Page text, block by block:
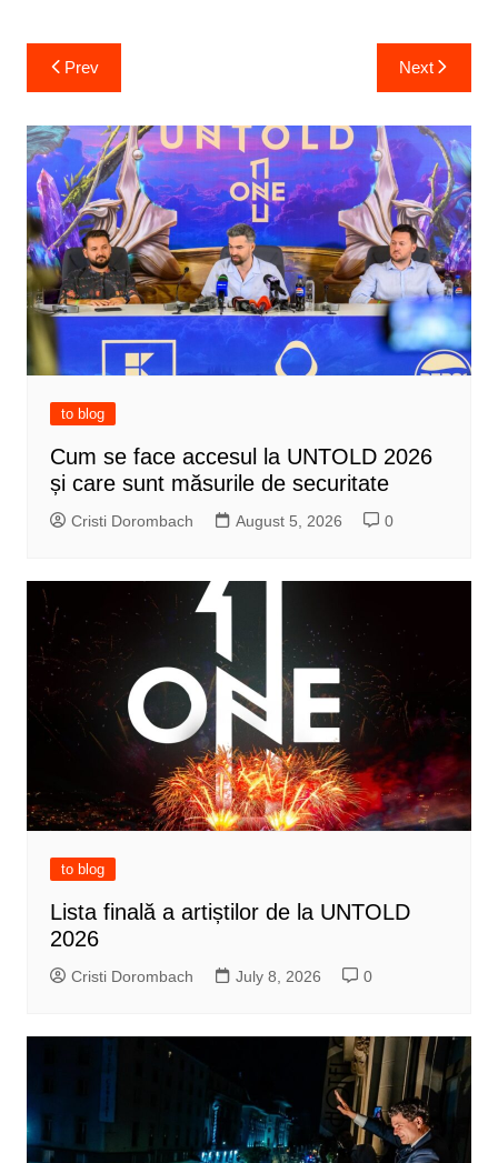
Post
navigation
Prev Next
to blog
Cum se face accesul la UNTOLD 2026
și care sunt măsurile de securitate
Cristi Dorombach August 5, 2026 0
to blog
Lista finală a artiștilor de la UNTOLD
2026
Cristi Dorombach July 8, 2026 0